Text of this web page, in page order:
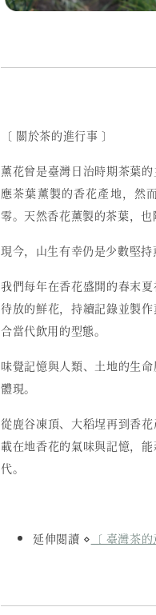
〔 關於茶的進行事 〕
薰花曾是臺灣日治時期茶葉的
應茶葉薰製的香花產地，然而
零。天然香花薰製的茶葉，也
現今，山生有幸仍是少數堅持
我們每年在香花盛開的春末
待放的鮮花，持續記錄並製
合當代飲用的型態。
味覺記憶與人類、土地的生
體現。
從鹿谷凍頂、大稻埕再到香
載在地香花的氣味與記憶，
代。
延伸閱讀 ⋄ 〔 臺灣茶